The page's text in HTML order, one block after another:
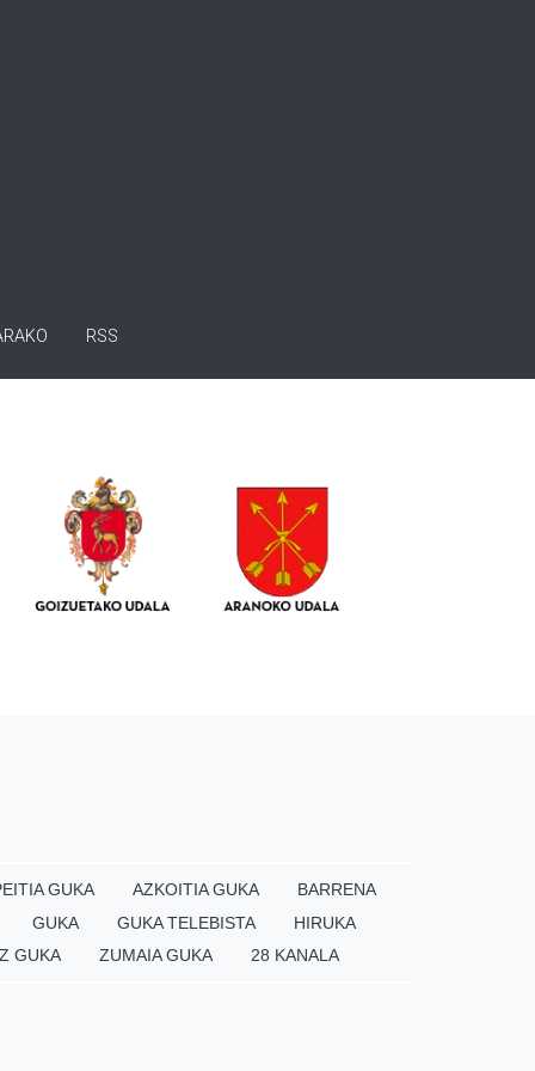
RSS
GUKA AZKOITIA GUKA
BARRENA
GUKA
GUKA TELEBISTA
HIRUKA
GUKA
ZUMAIA GUKA 28 KANALA